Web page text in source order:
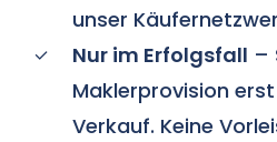
unser
Nur im Erfolgsfall –
Maklerprovision
Verkauf. Keine